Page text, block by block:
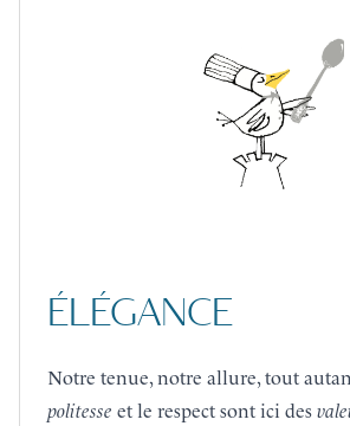
ÉLÉGANCE
Notre tenue, notre allure, tout
politesse et le respect sont ici des